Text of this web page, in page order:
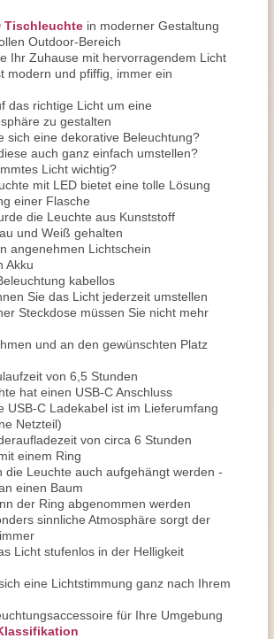
Tischleuchte in moderner Gestaltung
Outdoor-Bereich
Ihr Zuhause mit hervorragendem Licht
modern und pfiffig, immer ein
das richtige Licht um eine
zu gestalten
sich eine dekorative Beleuchtung?
auch ganz einfach umstellen?
Licht wichtig?
mit LED bietet eine tolle Lösung
einer Flasche
die Leuchte aus Kunststoff
und Weiß gehalten
angenehmen Lichtschein
Akku
kabellos
Sie das Licht jederzeit umstellen
Steckdose müssen Sie nicht mehr
und an den gewünschten Platz
von 6,5 Stunden
hat einen USB-C Anschluss
USB-C Ladekabel ist im Lieferumfang
Netzteil)
von circa 6 Stunden
einem Ring
die Leuchte auch aufgehängt werden -
einen Baum
der Ring abgenommen werden
sinnliche Atmosphäre sorgt der
Licht stufenlos in der Helligkeit
eine Lichtstimmung ganz nach Ihrem
für Ihre Umgebung